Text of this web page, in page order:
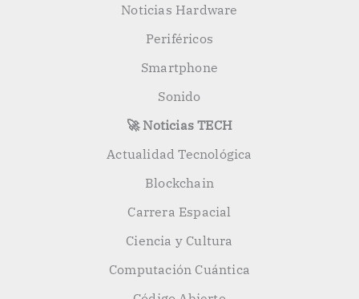
Noticias Hardware
Periféricos
Smartphone
Sonido
🚀 Noticias TECH
Actualidad Tecnológica
Blockchain
Carrera Espacial
Ciencia y Cultura
Computación Cuántica